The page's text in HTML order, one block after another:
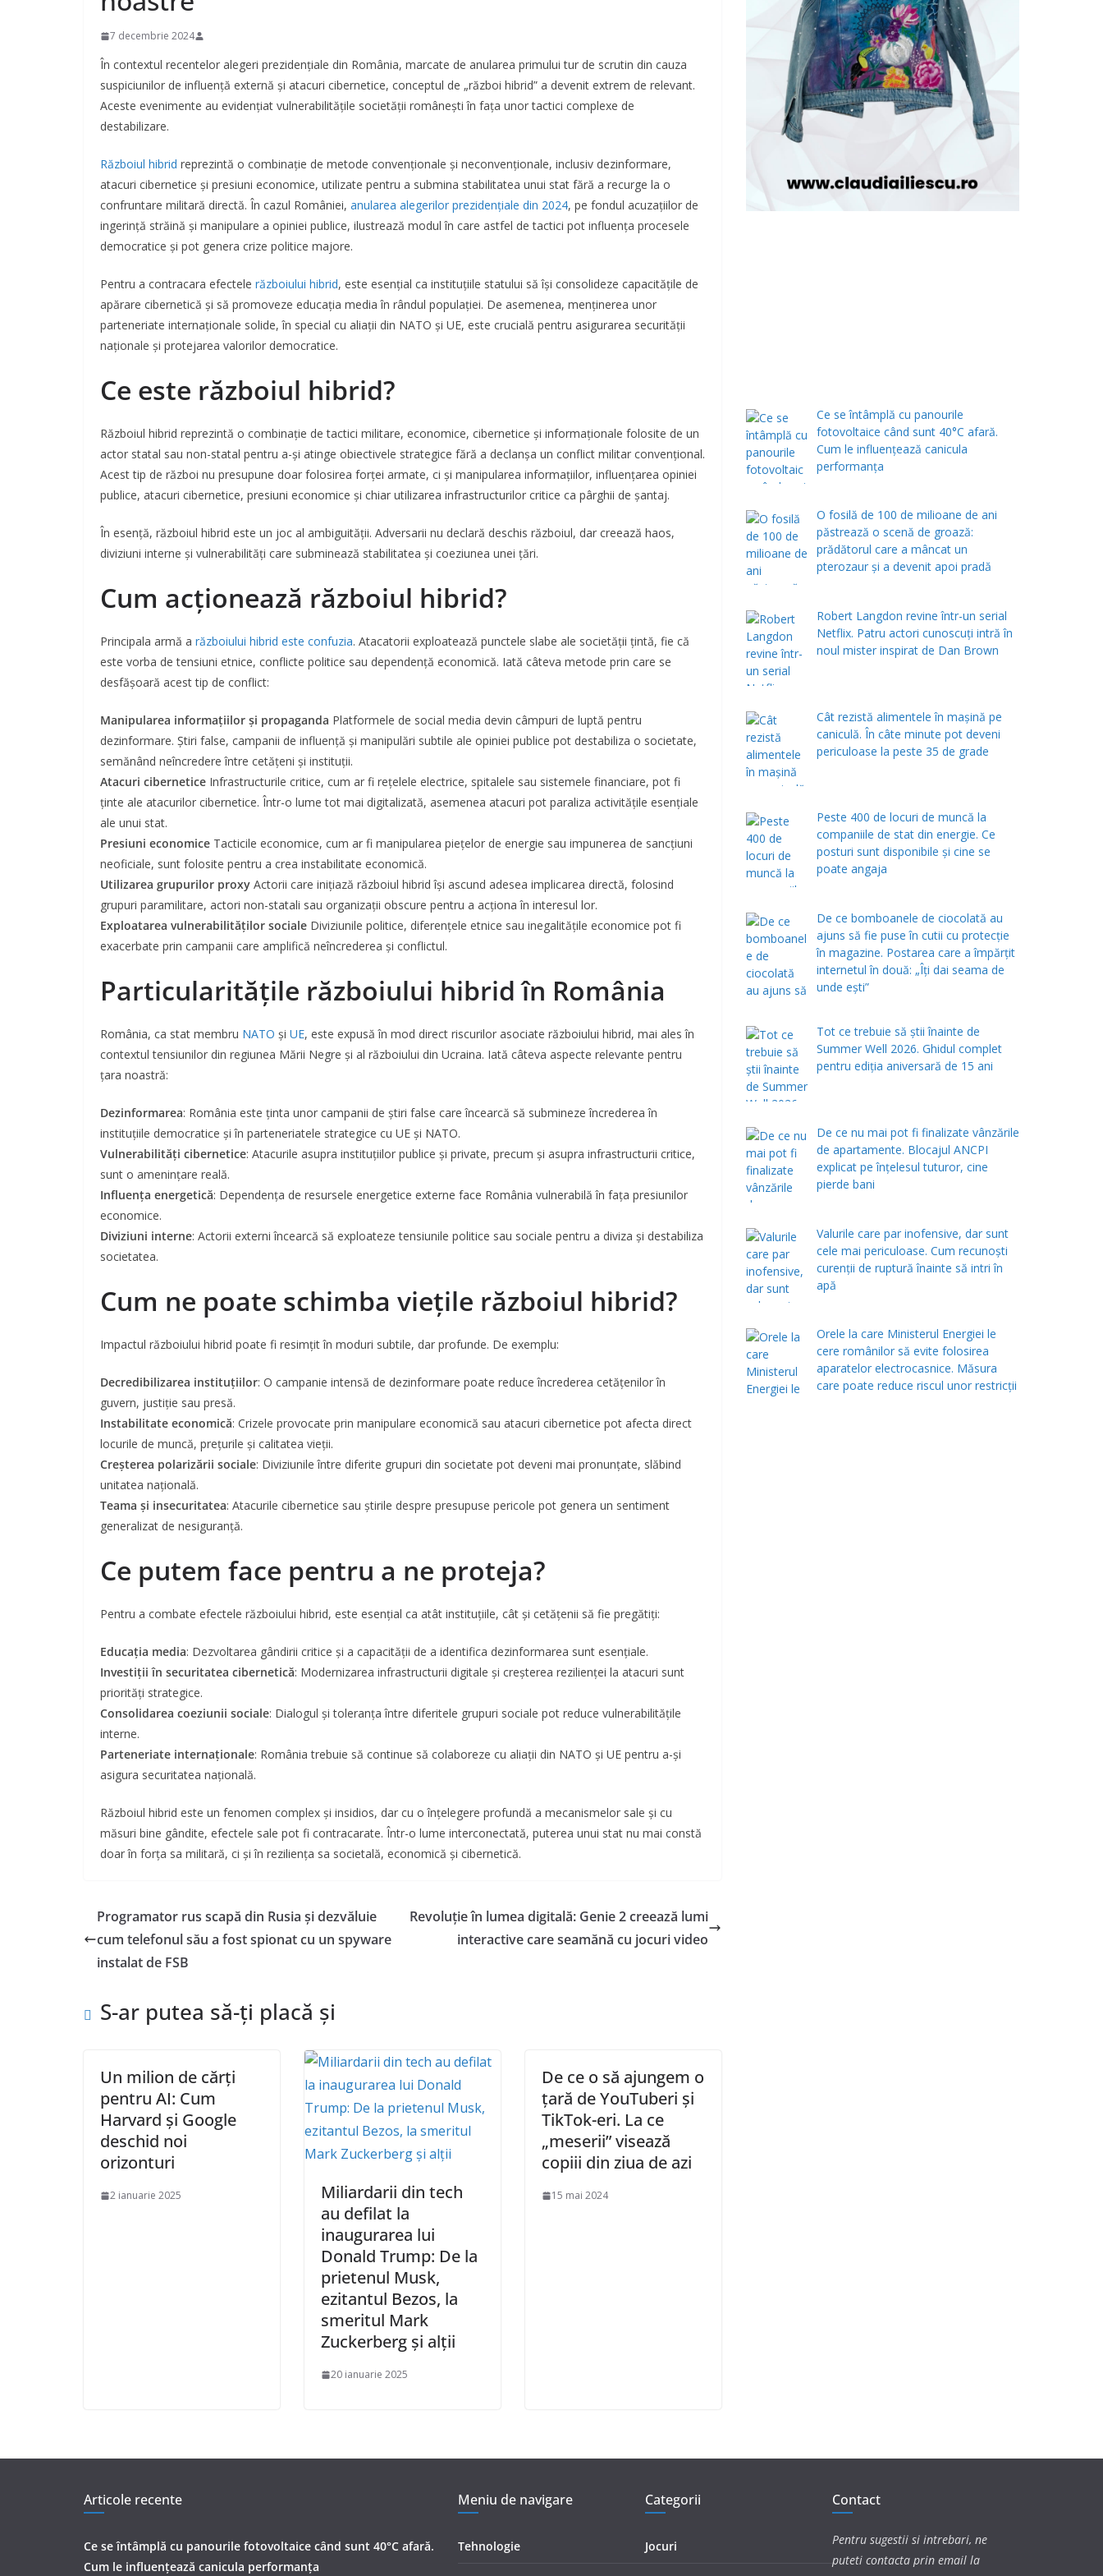
7 decembrie 2024
În contextul recentelor alegeri prezidențiale din România, marcate de anularea primului tur de scrutin din cauza
suspiciunilor de influență externă și atacuri cibernetice, conceptul de „război hibrid” a devenit extrem de relevant.
Aceste evenimente au evidențiat vulnerabilitățile societății românești în fața unor tactici complexe de
destabilizare.
Războiul hibrid reprezintă o combinație de metode convenționale și neconvenționale, inclusiv dezinformare,
atacuri cibernetice și presiuni economice, utilizate pentru a submina stabilitatea unui stat fără a recurge la o
confruntare militară directă. În cazul României, anularea alegerilor prezidențiale din 2024, pe fondul acuzațiilor de
ingerință străină și manipulare a opiniei publice, ilustrează modul în care astfel de tactici pot influența procesele
democratice și pot genera crize politice majore.
Pentru a contracara efectele războiului hibrid, este esențial ca instituțiile statului să își consolideze capacitățile de
apărare cibernetică și să promoveze educația media în rândul populației. De asemenea, menținerea unor
parteneriate internaționale solide, în special cu aliații din NATO și UE, este crucială pentru asigurarea securității
naționale și protejarea valorilor democratice.
Ce este războiul hibrid?
Războiul hibrid reprezintă o combinație de tactici militare, economice, cibernetice și informaționale folosite de un
actor statal sau non-statal pentru a-și atinge obiectivele strategice fără a declanșa un conflict militar convențional.
Acest tip de război nu presupune doar folosirea forței armate, ci și manipularea informațiilor, influențarea opiniei
publice, atacuri cibernetice, presiuni economice și chiar utilizarea infrastructurilor critice ca pârghii de șantaj.
În esență, războiul hibrid este un joc al ambiguității. Adversarii nu declară deschis războiul, dar creează haos,
diviziuni interne și vulnerabilități care subminează stabilitatea și coeziunea unei țări.
Cum acționează războiul hibrid?
Principala armă a războiului hibrid este confuzia. Atacatorii exploatează punctele slabe ale societății țintă, fie că
este vorba de tensiuni etnice, conflicte politice sau dependență economică. Iată câteva metode prin care se
desfășoară acest tip de conflict:
Manipularea informațiilor și propaganda Platformele de social media devin câmpuri de luptă pentru
dezinformare. Știri false, campanii de influență și manipulări subtile ale opiniei publice pot destabiliza o societate,
semănând neîncredere între cetățeni și instituții.
Atacuri cibernetice Infrastructurile critice, cum ar fi rețelele electrice, spitalele sau sistemele financiare, pot fi
ținte ale atacurilor cibernetice. Într-o lume tot mai digitalizată, asemenea atacuri pot paraliza activitățile esențiale
ale unui stat.
Presiuni economice Tacticile economice, cum ar fi manipularea piețelor de energie sau impunerea de sancțiuni
neoficiale, sunt folosite pentru a crea instabilitate economică.
Utilizarea grupurilor proxy Actorii care inițiază războiul hibrid își ascund adesea implicarea directă, folosind
grupuri paramilitare, actori non-statali sau organizații obscure pentru a acționa în interesul lor.
Exploatarea vulnerabilităților sociale Diviziunile politice, diferențele etnice sau inegalitățile economice pot fi
exacerbate prin campanii care amplifică neîncrederea și conflictul.
Particularitățile războiului hibrid în România
România, ca stat membru NATO și UE, este expusă în mod direct riscurilor asociate războiului hibrid, mai ales în
contextul tensiunilor din regiunea Mării Negre și al războiului din Ucraina. Iată câteva aspecte relevante pentru
țara noastră:
Dezinformarea: România este ținta unor campanii de știri false care încearcă să submineze încrederea în
instituțiile democratice și în parteneriatele strategice cu UE și NATO.
Vulnerabilități cibernetice: Atacurile asupra instituțiilor publice și private, precum și asupra infrastructurii critice,
sunt o amenințare reală.
Influența energetică: Dependența de resursele energetice externe face România vulnerabilă în fața presiunilor
economice.
Diviziuni interne: Actorii externi încearcă să exploateze tensiunile politice sau sociale pentru a diviza și destabiliza
societatea.
Cum ne poate schimba viețile războiul hibrid?
Impactul războiului hibrid poate fi resimțit în moduri subtile, dar profunde. De exemplu:
Decredibilizarea instituțiilor: O campanie intensă de dezinformare poate reduce încrederea cetățenilor în
guvern, justiție sau presă.
Instabilitate economică: Crizele provocate prin manipulare economică sau atacuri cibernetice pot afecta direct
locurile de muncă, prețurile și calitatea vieții.
Creșterea polarizării sociale: Diviziunile între diferite grupuri din societate pot deveni mai pronunțate, slăbind
unitatea națională.
Teama și insecuritatea: Atacurile cibernetice sau știrile despre presupuse pericole pot genera un sentiment
generalizat de nesiguranță.
Ce putem face pentru a ne proteja?
Pentru a combate efectele războiului hibrid, este esențial ca atât instituțiile, cât și cetățenii să fie pregătiți:
Educația media: Dezvoltarea gândirii critice și a capacității de a identifica dezinformarea sunt esențiale.
Investiții în securitatea cibernetică: Modernizarea infrastructurii digitale și creșterea rezilienței la atacuri sunt
priorități strategice.
Consolidarea coeziunii sociale: Dialogul și toleranța între diferitele grupuri sociale pot reduce vulnerabilitățile
interne.
Parteneriate internaționale: România trebuie să continue să colaboreze cu aliații din NATO și UE pentru a-și
asigura securitatea națională.
Războiul hibrid este un fenomen complex și insidios, dar cu o înțelegere profundă a mecanismelor sale și cu
măsuri bine gândite, efectele sale pot fi contracarate. Într-o lume interconectată, puterea unui stat nu mai constă
doar în forța sa militară, ci și în reziliența sa societală, economică și cibernetică.
Programator rus scapă din Rusia și dezvăluie
cum telefonul său a fost spionat cu un spyware
instalat de FSB
Revoluție în lumea digitală: Genie 2 creează lumi
interactive care seamănă cu jocuri video
S-ar putea să-ți placă și
Un milion de cărți
pentru AI: Cum
Harvard și Google
deschid noi
orizonturi
2 ianuarie 2025
Miliardarii din tech
au defilat la
inaugurarea lui
Donald Trump: De la
prietenul Musk,
ezitantul Bezos, la
smeritul Mark
Zuckerberg și alții
20 ianuarie 2025
De ce o să ajungem o
țară de YouTuberi și
TikTok-eri. La ce
„meserii” visează
copiii din ziua de azi
15 mai 2024
Ce se întâmplă cu panourile
fotovoltaice când sunt 40°C afară.
Cum le influențează canicula
performanța
O fosilă de 100 de milioane de ani
păstrează o scenă de groază:
prădătorul care a mâncat un
pterozaur și a devenit apoi pradă
Robert Langdon revine într-un serial
Netflix. Patru actori cunoscuți intră în
noul mister inspirat de Dan Brown
Cât rezistă alimentele în mașină pe
caniculă. În câte minute pot deveni
periculoase la peste 35 de grade
Peste 400 de locuri de muncă la
companiile de stat din energie. Ce
posturi sunt disponibile și cine se
poate angaja
De ce bomboanele de ciocolată au
ajuns să fie puse în cutii cu protecţie
în magazine. Postarea care a împărţit
internetul în două: „Îţi dai seama de
unde eşti”
Tot ce trebuie să știi înainte de
Summer Well 2026. Ghidul complet
pentru ediția aniversară de 15 ani
De ce nu mai pot fi finalizate vânzările
de apartamente. Blocajul ANCPI
explicat pe înțelesul tuturor, cine
pierde bani
Valurile care par inofensive, dar sunt
cele mai periculoase. Cum recunoști
curenții de ruptură înainte să intri în
apă
Orele la care Ministerul Energiei le
cere românilor să evite folosirea
aparatelor electrocasnice. Măsura
care poate reduce riscul unor restricții
Articole recente
Ce se întâmplă cu panourile fotovoltaice când sunt 40°C afară.
Cum le influențează canicula performanța
Meniu de navigare
Tehnologie
Categorii
Jocuri
Contact
Pentru sugestii si intrebari, ne
puteti contacta prin email la